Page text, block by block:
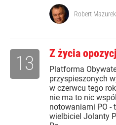
Robert Mazurek
Z życia
Platforma
przyspieszonych
w czerwcu tego
nie ma to nic
notowaniami PO -
wielbiciel Jolanty
13